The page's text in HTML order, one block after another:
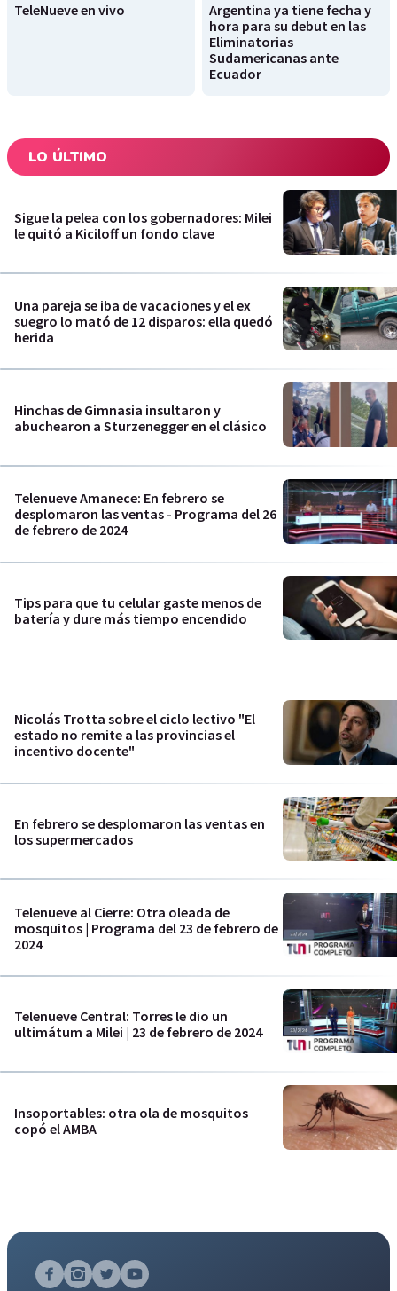
TeleNueve en vivo
Argentina ya tiene fecha y
hora para su debut en las
Eliminatorias
Sudamericanas ante
Ecuador
LO ÚLTIMO
Sigue la pelea con los gobernadores: Milei
le quitó a Kiciloff un fondo clave
Una pareja se iba de vacaciones y el ex
suegro lo mató de 12 disparos: ella quedó
herida
Hinchas de Gimnasia insultaron y
abuchearon a Sturzenegger en el clásico
Telenueve Amanece: En febrero se
desplomaron las ventas - Programa del 26
de febrero de 2024
Tips para que tu celular gaste menos de
batería y dure más tiempo encendido
Nicolás Trotta sobre el ciclo lectivo "El
estado no remite a las provincias el
incentivo docente"
En febrero se desplomaron las ventas en
los supermercados
Telenueve al Cierre: Otra oleada de
mosquitos | Programa del 23 de febrero de
2024
Telenueve Central: Torres le dio un
ultimátum a Milei | 23 de febrero de 2024
Insoportables: otra ola de mosquitos
copó el AMBA